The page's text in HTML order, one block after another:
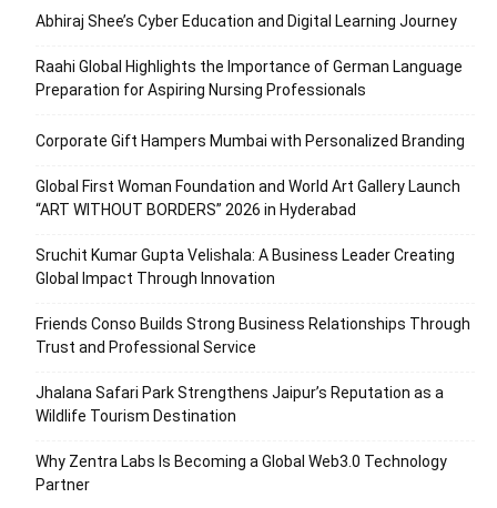
Abhiraj Shee’s Cyber Education and Digital Learning Journey
Raahi Global Highlights the Importance of German Language
Preparation for Aspiring Nursing Professionals
Corporate Gift Hampers Mumbai with Personalized Branding
Global First Woman Foundation and World Art Gallery Launch
“ART WITHOUT BORDERS” 2026 in Hyderabad
Sruchit Kumar Gupta Velishala: A Business Leader Creating
Global Impact Through Innovation
Friends Conso Builds Strong Business Relationships Through
Trust and Professional Service
Jhalana Safari Park Strengthens Jaipur’s Reputation as a
Wildlife Tourism Destination
Why Zentra Labs Is Becoming a Global Web3.0 Technology
Partner